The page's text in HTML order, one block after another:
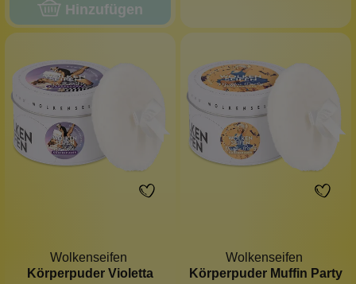
Hinzufügen
Wolkenseifen
Körperpuder Violetta
Wolkenseifen
Körperpuder Muffin Party